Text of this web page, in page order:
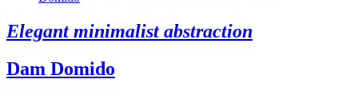
Elegant minimalist abstraction
Dam Domido